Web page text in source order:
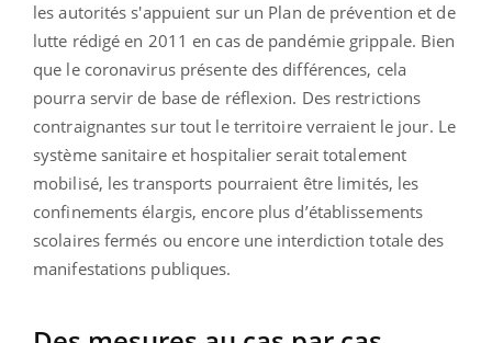
les autorités s'appuient sur un Plan de prévention et de
lutte rédigé en 2011 en cas de pandémie grippale. Bien
que le coronavirus présente des différences, cela
pourra servir de base de réflexion. Des restrictions
contraignantes sur tout le territoire verraient le jour. Le
système sanitaire et hospitalier serait totalement
mobilisé, les transports pourraient être limités, les
confinements élargis, encore plus d’établissements
scolaires fermés ou encore une interdiction totale des
manifestations publiques.